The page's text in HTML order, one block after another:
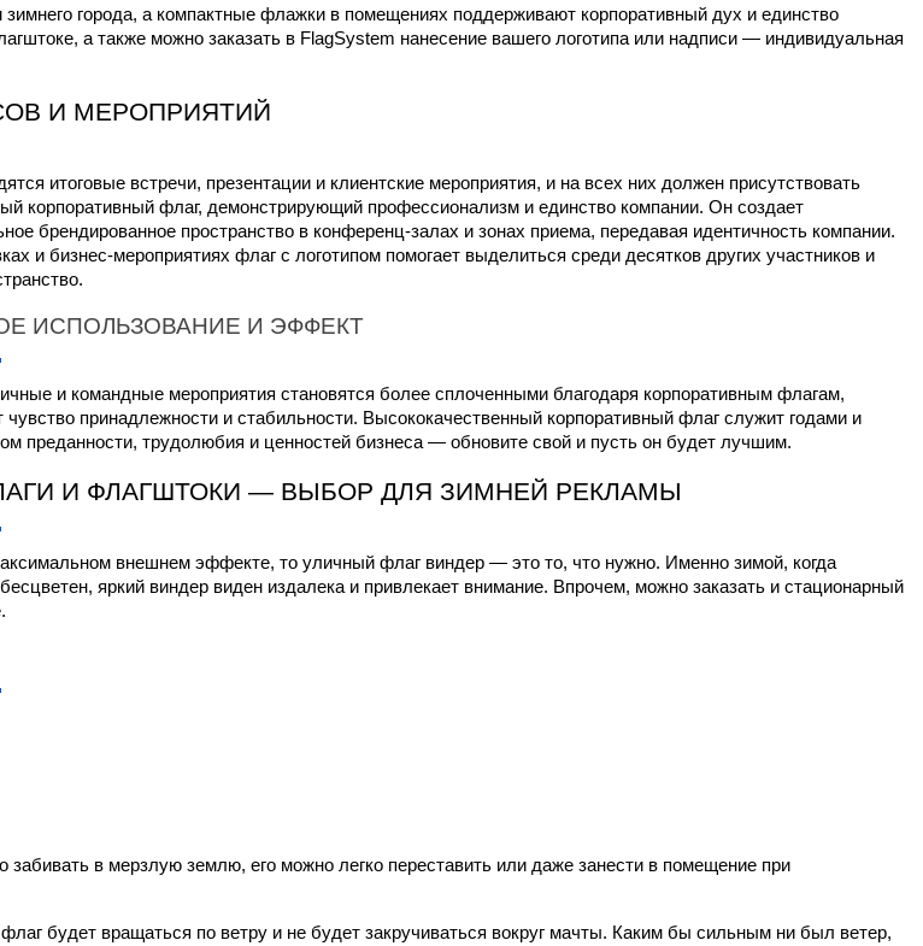
города, а компактные флажки в помещениях поддерживают корпоративный дух и единство
а также можно заказать в FlagSystem нанесение вашего логотипа или надписи — индивидуальная
И МЕРОПРИЯТИЙ
итоговые встречи, презентации и клиентские мероприятия, и на всех них должен присутствовать
корпоративный флаг, демонстрирующий профессионализм и единство компании. Он создает
брендированное пространство в конференц-залах и зонах приема, передавая идентичность компании.
и бизнес-мероприятиях флаг с логотипом помогает выделиться среди десятков других участников и
ИСПОЛЬЗОВАНИЕ И ЭФФЕКТ
и командные мероприятия становятся более сплоченными благодаря корпоративным флагам,
чувство принадлежности и стабильности. Высококачественный корпоративный флаг служит годами и
преданности, трудолюбия и ценностей бизнеса — обновите свой и пусть он будет лучшим.
И ФЛАГШТОКИ — ВЫБОР ДЛЯ ЗИМНЕЙ РЕКЛАМЫ
внешнем эффекте, то уличный флаг виндер — это то, что нужно. Именно зимой, когда
яркий виндер виден издалека и привлекает внимание. Впрочем, можно заказать и стационарный
забивать в мерзлую землю, его можно легко переставить или даже занести в помещение при
будет вращаться по ветру и не будет закручиваться вокруг мачты. Каким бы сильным ни был ветер,